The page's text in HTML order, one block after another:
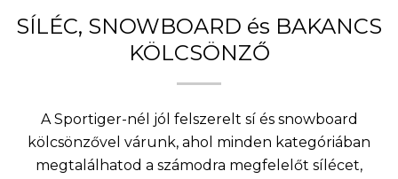
SÍLÉC, SNOWBOARD és BAKANCS
KÖLCSÖNZŐ
A Sportiger-nél jól felszerelt sí és snowboard
kölcsönzővel várunk, ahol minden kategóriában
megtalálhatod a számodra megfelelőt sílécet,